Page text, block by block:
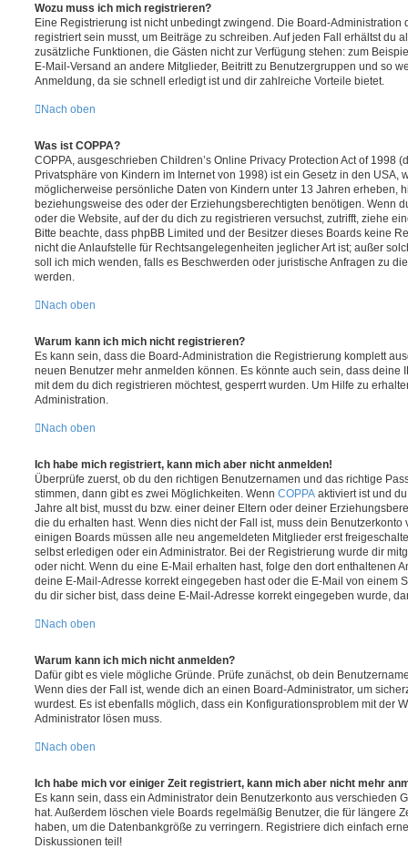
Wozu muss ich mich registrieren?
Eine Registrierung ist nicht unbedingt zwingend. Die Board-Administration
registriert sein musst, um Beiträge zu schreiben. Auf jeden Fall erhältst du
zusätzliche Funktionen, die Gästen nicht zur Verfügung stehen: zum
E-Mail-Versand an andere Mitglieder, Beitritt zu Benutzergruppen und so
Anmeldung, da sie schnell erledigt ist und dir zahlreiche Vorteile bietet.
Nach oben
Was ist COPPA?
COPPA, ausgeschrieben Children’s Online Privacy Protection Act of 1998
Privatsphäre von Kindern im Internet von 1998) ist ein Gesetz in den USA,
möglicherweise persönliche Daten von Kindern unter 13 Jahren erheben,
beziehungsweise des oder der Erziehungsberechtigten benötigen. Wenn
oder die Website, auf der du dich zu registrieren versuchst, zutrifft, ziehe
Bitte beachte, dass phpBB Limited und der Besitzer dieses Boards keine
nicht die Anlaufstelle für Rechtsangelegenheiten jeglicher Art ist; außer
soll ich mich wenden, falls es Beschwerden oder juristische Anfragen zu
werden.
Nach oben
Warum kann ich mich nicht registrieren?
Es kann sein, dass die Board-Administration die Registrierung komplett
neuen Benutzer mehr anmelden können. Es könnte auch sein, dass deine
mit dem du dich registrieren möchtest, gesperrt wurden. Um Hilfe zu
Administration.
Nach oben
Ich habe mich registriert, kann mich aber nicht anmelden!
Überprüfe zuerst, ob du den richtigen Benutzernamen und das richtige
stimmen, dann gibt es zwei Möglichkeiten. Wenn COPPA aktiviert ist und
Jahre alt bist, musst du bzw. einer deiner Eltern oder deiner
die du erhalten hast. Wenn dies nicht der Fall ist, muss dein
einigen Boards müssen alle neu angemeldeten Mitglieder erst
selbst erledigen oder ein Administrator. Bei der Registrierung wurde dir
oder nicht. Wenn du eine E-Mail erhalten hast, folge den dort enthaltenen
deine E-Mail-Adresse korrekt eingegeben hast oder die E-Mail von einem
du dir sicher bist, dass deine E-Mail-Adresse korrekt eingegeben wurde,
Nach oben
Warum kann ich mich nicht anmelden?
Dafür gibt es viele mögliche Gründe. Prüfe zunächst, ob dein
Wenn dies der Fall ist, wende dich an einen Board-Administrator, um
wurdest. Es ist ebenfalls möglich, dass ein Konfigurationsproblem mit der
Administrator lösen muss.
Nach oben
Ich habe mich vor einiger Zeit registriert, kann mich aber nicht mehr
Es kann sein, dass ein Administrator dein Benutzerkonto aus verschieden
hat. Außerdem löschen viele Boards regelmäßig Benutzer, die für längere
haben, um die Datenbankgröße zu verringern. Registriere dich einfach
Diskussionen teil!